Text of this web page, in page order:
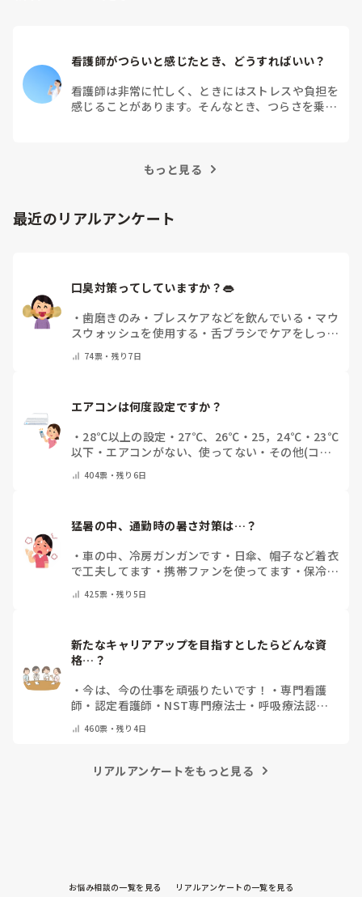
看護師がつらいと感じたとき、どうすればいい？
看護師は非常に忙しく、ときにはストレスや負担を
感じることがあります。そんなとき、つらさを乗り
もっと見る
最近のリアルアンケート
口臭対策ってしていますか？👄
・歯磨きのみ ・ ブレスケアなどを飲んでいる ・ マウ
スウォッシュを使用する ・ 舌ブラシでケアをしっか
いない・その他（コメントで教えてください）
74票・ 残り7日
エアコンは何度設定ですか？
・ 28℃以上の設定 ・ 27℃、26℃ ・ 25，24℃ ・ 23℃
以下 ・ エアコンがない、使ってない ・ その他(コメ
404票・残り6日
猛暑の中、通勤時の暑さ対策は…？
・車の中、冷房ガンガンです ・ 日傘、帽子など着衣
で工夫してます ・携帯ファンを使ってます ・ 保冷剤
ん ・その他（コメントで教えて下さい）
425票・残り5日
新たなキャリアアップを目指すとしたらどんな資
格…？
・今は、今の仕事を頑張りたいです！ ・専門看護
師 ・ 認定看護師 ・ NST専門療法士 ・ 呼吸療法認定
内視鏡技師・その他(コメントで教えて下さい)
460票・残り4日
リアルアンケートをもっと見る
お悩み相談の一覧を見る リアルアンケートの一覧を見る